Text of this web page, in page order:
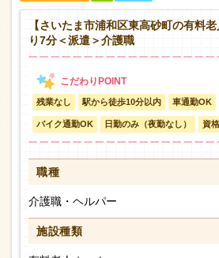
登録から就業ま
お問い合わせ
【さいたま市浦和区東高砂町の有料
り7分＜派遣＞介護職
残業なし 駅から徒歩10分以内 車通勤OK
バイク通勤OK 日勤のみ（夜勤なし） 資
職種
介護職・ヘルパー
施設種類